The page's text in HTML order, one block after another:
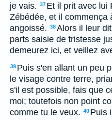
je vais. 37 Et il prit avec lui
Zébédée, et il commença
angoissé. 38Alors il leur
parts saisie de tristesse
demeurez ici, et veillez
39 Puis s'en allant un peu
le visage contre terre,
s'il est possible, fais que
moi; toutefois non point
comme tu le veux. 40 Puis